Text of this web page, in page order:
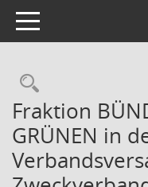
Toggle navigation
Fraktion
GRÜNEN in